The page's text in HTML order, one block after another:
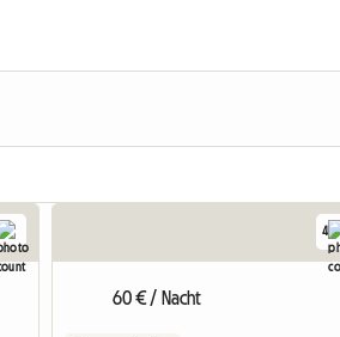
4
60 € / Nacht